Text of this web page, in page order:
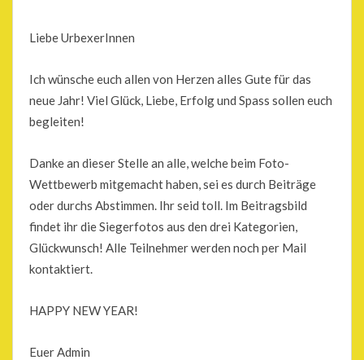
Liebe UrbexerInnen
Ich wünsche euch allen von Herzen alles Gute für das
neue Jahr! Viel Glück, Liebe, Erfolg und Spass sollen euch
begleiten!
Danke an dieser Stelle an alle, welche beim Foto-
Wettbewerb mitgemacht haben, sei es durch Beiträge
oder durchs Abstimmen. Ihr seid toll. Im Beitragsbild
findet ihr die Siegerfotos aus den drei Kategorien,
Glückwunsch! Alle Teilnehmer werden noch per Mail
kontaktiert.
HAPPY NEW YEAR!
Euer Admin